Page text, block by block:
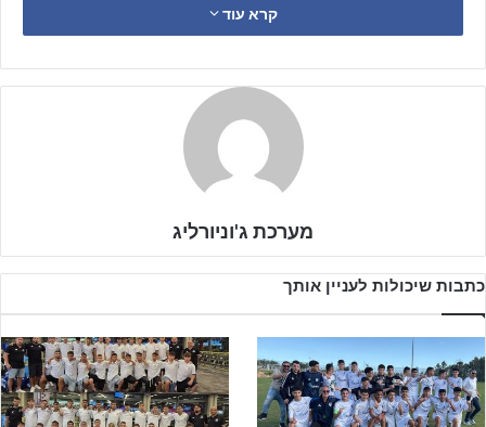
למרות פתיחת העונה החלשה, האורחים מחדרה הציגו משחק טוב ואף
מהם לכבוש והשאירה את ב"ש בתמונה.
כעשר דקות לסיום הגיעה ההכרעה: בעיטה של
שוערה של חדרה, אך המחליף
אופיר בלזר
היה במקום ודחק מקרוב
בסיום, האדומים מבירת הנגב רשמו ניצחון שלישי רצוף מתחילת העונה,
שמירה ראשונה על רשת נקייה ומאזן מושלם שממצב אותם ככוח מוביל
בצמרת ליגת העל נערים ב'.
קרא עוד
מערכת ג'וניורליג
כתבות שיכולות לעניין אותך